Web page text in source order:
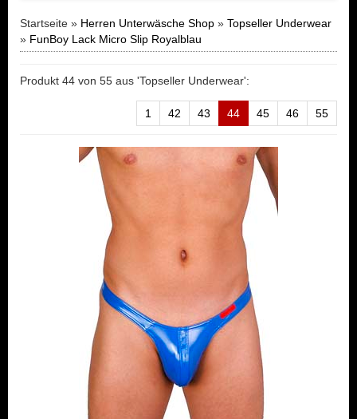
Startseite » Herren Unterwäsche Shop » Topseller Underwear
» FunBoy Lack Micro Slip Royalblau
Produkt 44 von 55 aus 'Topseller Underwear':
1 42 43 44 45 46 55